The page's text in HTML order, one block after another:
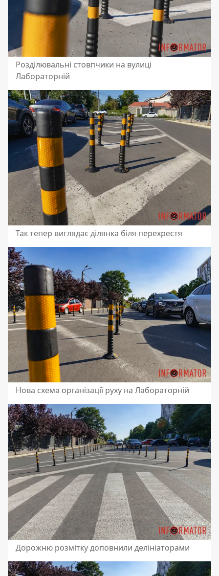
Розділювальні стовпчики на вулиці
Лабораторній
Так тепер виглядає ділянка біля перехрестя
Нова схема організації руху на Лабораторній
Дорожню розмітку доповнили делініаторами